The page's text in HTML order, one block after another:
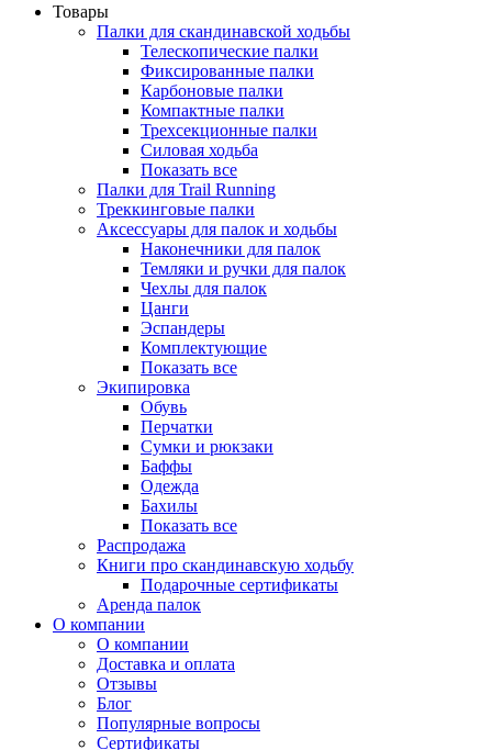
Товары
Палки для скандинавской ходьбы
Телескопические палки
Фиксированные палки
Карбоновые палки
Компактные палки
Трехсекционные палки
Силовая ходьба
Показать все
Палки для Trail Running
Треккинговые палки
Аксессуары для палок и ходьбы
Наконечники для палок
Темляки и ручки для палок
Чехлы для палок
Цанги
Эспандеры
Комплектующие
Показать все
Экипировка
Обувь
Перчатки
Сумки и рюкзаки
Баффы
Одежда
Бахилы
Показать все
Распродажа
Книги про скандинавскую ходьбу
Подарочные сертификаты
Аренда палок
О компании
О компании
Доставка и оплата
Отзывы
Блог
Популярные вопросы
Сертификаты